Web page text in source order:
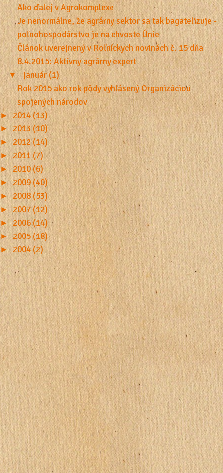
Ako ďalej v Agrokomplexe
Je nenormálne, že agrárny sektor sa tak bagatelizuje -
poľnohospodárstvo je na chvoste Únie
Článok uverejnený v Roľníckych novinách č. 15 dňa
8.4.2015: Aktívny agrárny expert
▼
január (1)
Rok 2015 ako rok pôdy vyhlásený Organizáciou
spojených národov
► 2014 (13)
► 2013 (10)
► 2012 (14)
► 2011 (7)
► 2010 (6)
► 2009 (40)
► 2008 (53)
► 2007 (12)
► 2006 (14)
► 2005 (18)
► 2004 (2)